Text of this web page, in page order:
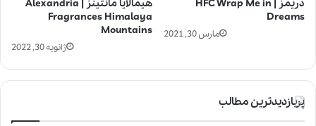
هیمالایا مانتینز | Alexandria
Fragrances Himalaya
Mountains
ژانویه 30, 2022
دریمز | HFC Wrap Me in
Dreams
مارس 30, 2021
پربازدیدترین مطالب